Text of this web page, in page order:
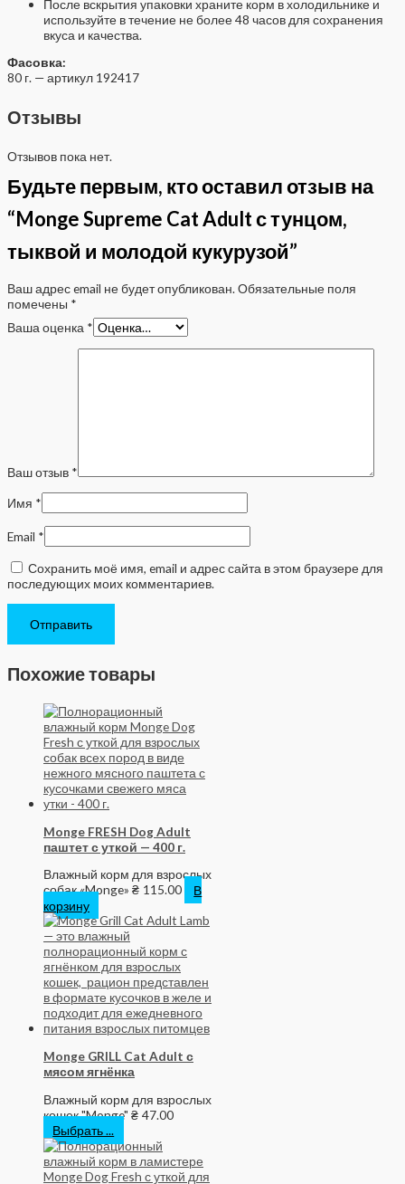
После вскрытия упаковки храните корм в холодильнике и
используйте в течение не более 48 часов для сохранения
вкуса и качества.
Фасовка:
80 г. — артикул 192417
Отзывы
Отзывов пока нет.
Будьте первым, кто оставил отзыв на
“Monge Supreme Cat Adult с тунцом,
тыквой и молодой кукурузой”
Ваш адрес email не будет опубликован. Обязательные поля
помечены *
Ваша оценка *
Ваш отзыв *
Имя *
Email *
Сохранить моё имя, email и адрес сайта в этом браузере для
последующих моих комментариев.
Похожие товары
Monge FRESH Dog Adult
паштет с уткой — 400 г.
Влажный корм для взрослых
собак «Monge» ₴ 115.00
В
корзину
Monge GRILL Cat Adult с
мясом ягнёнка
Влажный корм для взрослых
кошек "Monge" ₴ 47.00
Выбрать ...